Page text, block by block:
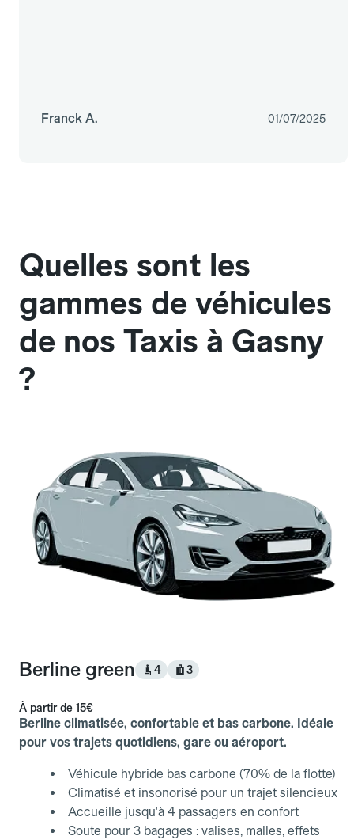
Franck A. 01/07/2025
Quelles sont les
gammes de véhicules
de nos Taxis à Gasny
?
Berline green 4 3
À partir de 15€
Berline climatisée, confortable et bas carbone. Idéale
pour vos trajets quotidiens, gare ou aéroport.
Véhicule hybride bas carbone (70% de la flotte)
Climatisé et insonorisé pour un trajet silencieux
Accueille jusqu'à 4 passagers en confort
Soute pour 3 bagages : valises, malles, effets